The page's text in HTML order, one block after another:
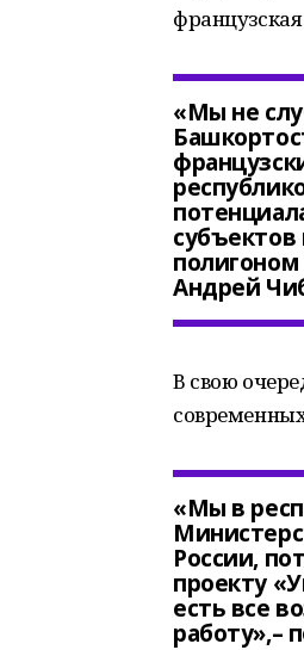
«Мы не
Андрей
В свою
«Мы в
России,
проекту
есть все
работу»,–